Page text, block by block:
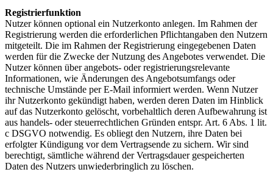
Registrierfunktion
Nutzer können optional ein Nutzerkonto anlegen. Im Rahmen der
Registrierung werden die erforderlichen Pflichtangaben den Nutzern
mitgeteilt. Die im Rahmen der Registrierung eingegebenen Daten
werden für die Zwecke der Nutzung des Angebotes verwendet. Die
Nutzer können über angebots- oder registrierungsrelevante
Informationen, wie Änderungen des Angebotsumfangs oder
technische Umstände per E-Mail informiert werden. Wenn Nutzer
ihr Nutzerkonto gekündigt haben, werden deren Daten im Hinblick
auf das Nutzerkonto gelöscht, vorbehaltlich deren Aufbewahrung ist
aus handels- oder steuerrechtlichen Gründen entspr. Art. 6 Abs. 1 lit.
c DSGVO notwendig. Es obliegt den Nutzern, ihre Daten bei
erfolgter Kündigung vor dem Vertragsende zu sichern. Wir sind
berechtigt, sämtliche während der Vertragsdauer gespeicherten
Daten des Nutzers unwiederbringlich zu löschen.